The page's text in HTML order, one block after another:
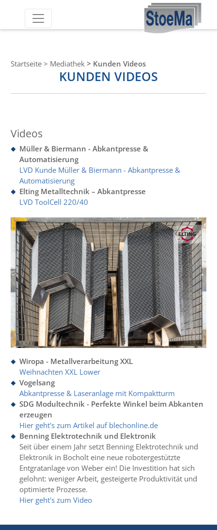
Startseite > Mediathek > Kunden Videos
KUNDEN VIDEOS
Videos
Müller & Biermann - Abkantpresse &
Automatisierung
LVD Kunde Müller & Biermann - Abkantpresse &
Automatisierung
Elting Metalltechnik – Abkantpresse
LVD ToolCell 220/40
Wiropa - Metall­verarbei­tung XXL
Weihnachten XXL Lower
Vogelsang
Abkantpresse & Laseranlage mit Kompaktturm
SDG Modultechnik - Perfekte Winkel beim Abkanten
erzeugen
Hier geht's zum Artikel auf blechonline.de
Benning Elektrotechnik und Elektronik
Seit über einem Jahr setzt Benning Elektrotechnik und
Elektronik in Bocholt eine neue robotergestützte
Entgratanlage von Weber ein! Die Investition hat sich
gelohnt: weniger Arbeit, gesteigerte Produktivität und
optimierte Prozesse.
Hier geht's zum Video